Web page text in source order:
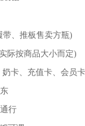
带、推板售卖方瓶)
际按商品大小而定)
卡、充值卡、会员
行